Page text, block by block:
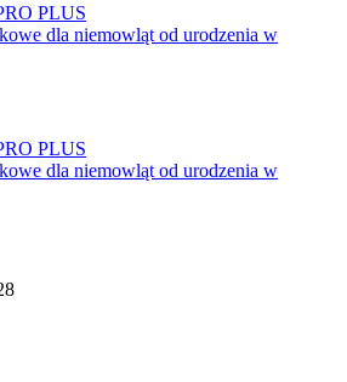
PLUS
dla niemowląt od urodzenia w
PLUS
dla niemowląt od urodzenia w